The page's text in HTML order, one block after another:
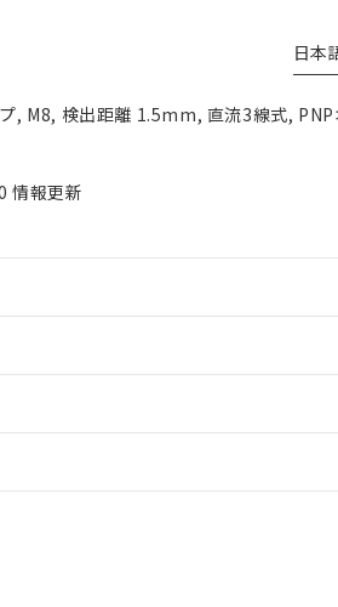
日本
, M8, 検出距離 1.5mm, 直流3線式, PNP
情報更新